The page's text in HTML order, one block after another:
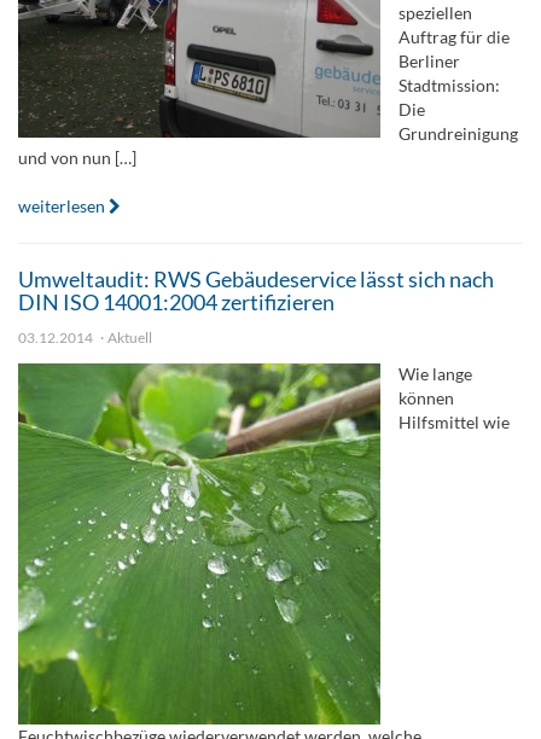
speziellen
Auftrag für die
Berliner
Stadtmission:
Die
Grundreinigung
und von nun […]
weiterlesen
Umweltaudit: RWS Gebäudeservice lässt sich nach
DIN ISO 14001:2004 zertifizieren
03.12.2014 Aktuell
Wie lange
können
Hilfsmittel wie